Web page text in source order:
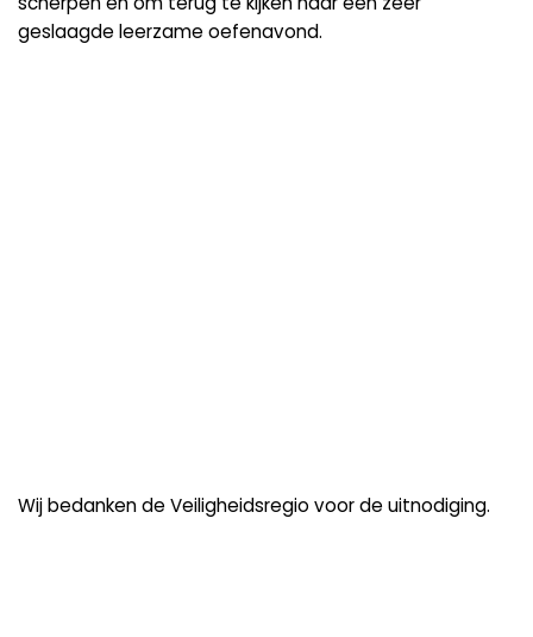
geslaagde leerzame oefenavond.
Wij bedanken de Veiligheidsregio voor de uitnodiging.